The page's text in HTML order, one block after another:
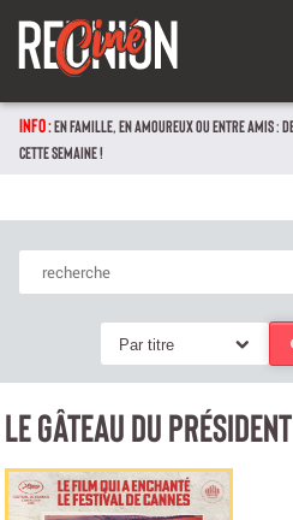
INFO :EN FAMILLE, EN AMOUREUX OU ENTRE AMIS :
CETTE SEMAINE !
Par titre
LE GÂTEAU DU PRÉSIDENT